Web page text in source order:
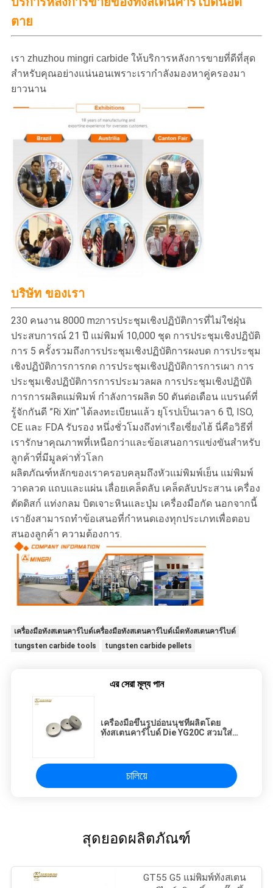
ตาย
เรา zhuzhou mingri carbide ให้บริการหลังการขายที่ดีที่สุด
สำหรับคุณอย่างแน่นอนเพราะเรากำลังมองหาคู่ครองมา
ยาวนาน
บริษัท ของเรา
230 คนงาน 8000 m2การประชุมเชิงปฏิบัติการที่ไม่ใช่ฝุ่น
ประสบการณ์ 21 ปี แม่พิมพ์ 10,000 ชุด การประชุมเชิงปฏิบัติ
การ 5 ครั้งรวมถึงการประชุมเชิงปฏิบัติการผงบด การประชุม
เชิงปฏิบัติการการกด การประชุมเชิงปฏิบัติการการเผา การ
ประชุมเชิงปฏิบัติการการประมวลผล การประชุมเชิงปฏิบัติ
การการผลิตแม่พิมพ์ กำลังการผลิต 50 ตันต่อเดือน แบรนด์ที่
รู้จักกันดี ”Ri Xin” ได้ลงทะเบียนแล้ว ยุโรปเป็นเวลา 6 ปี, ISO,
CE และ FDA รับรอง หนึ่งชั่วโมงถึงท่าเรือเซี่ยงไฮ้ นี่คือวิธีที่
เรารักษาคุณภาพที่เหนือกว่าและข้อเสนอการแข่งขันสำหรับ
ลูกค้าที่มีมูลค่าทั่วโลก
ผลิตภัณฑ์หลักของเราครอบคลุมถึงหัวแม่พิมพ์เย็น แม่พิมพ์
วาดลวด แถบและแผ่น เลื่อยเคล็ดลับ เคล็ดลับประสาน เครื่อง
ตัดดิสก์ แท่งกลม บิตเจาะหินและปุ่ม เครื่องมือกัด นอกจากนี้
เรายังสามารถทำข้อเสนอที่กำหนดเองทุกประเภทเพื่อตอบ
สนองลูกค้า ความต้องการ.
เครื่องมือทังสเตนคาร์ไบด์เครื่องมือทังสเตนคาร์ไบด์เม็ดทังสเตนคาร์ไบด์
tungsten carbide tools
tungsten carbide pellets
এর সেরা মূল্য পান
เครื่องมือขึ้นรูปอ่อนนุชที่ผลิตโดย
ทังสเตนคาร์ไบด์ Die YG20C สวมใส่
চালিয়ে
สุดยอดผลิตภัณฑ์
GT55 G5 แม่พิมพ์ทังสเตน